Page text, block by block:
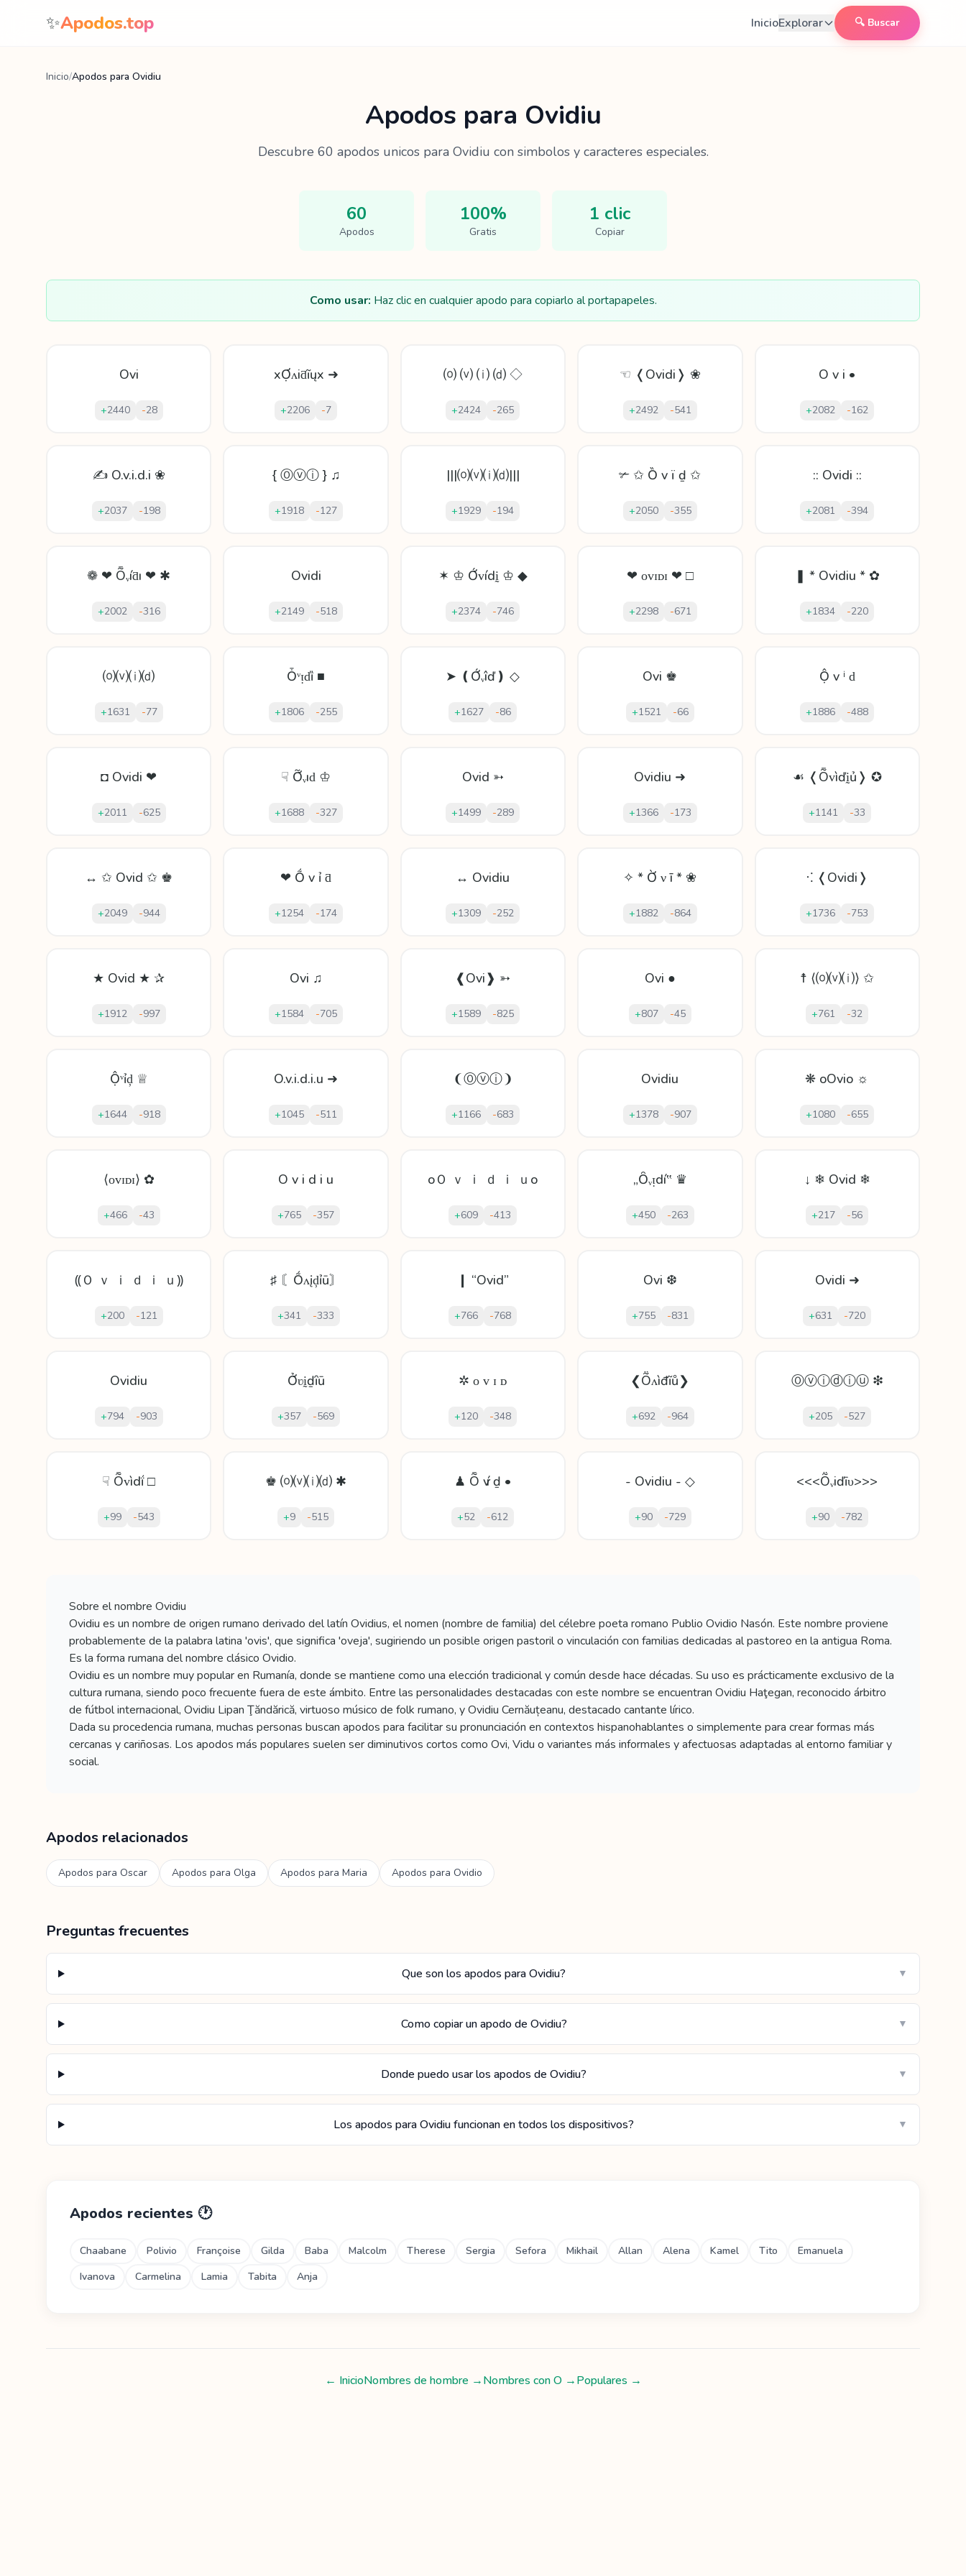
Saltar al contenido
✨Apodos.top InicioExplorar 🔍 Buscar
Inicio/Apodos para Ovidiu
Apodos para Ovidiu
Descubre 60 apodos unicos para Ovidiu con simbolos y caracteres especiales.
60
Apodos
100%
Gratis
1 clic
Copiar
Como usar: Haz clic en cualquier apodo para copiarlo al portapapeles.
Ovi
+2440 -28
xỢʌіƌĩųx ➜
+2206 -7
⒪ ⒱ ⒤ ⒟ ◇
+2424 -265
☜ ❬Ovidi❭ ❀
+2492 -541
O v i •
+2082 -162
✍ O.v.i.d.i ❀
+2037 -198
{ Ⓞⓥⓘ } ♫
+1918 -127
|||⒪⒱⒤⒟|||
+1929 -194
✃ ✩ Ȍ v ï ḏ ✩
+2050 -355
:: Ovidi ::
+2081 -394
❁ ❤ Ȭᵥíƌı ❤ ✱
+2002 -316
Ovidi
+2149 -518
✶ ♔ Ớᴠídḭ ♔ ◆
+2374 -746
❤ ᴏᴠɪᴅɪ ❤ □
+2298 -671
❚ * Ovidiu * ✿
+1834 -220
⒪⒱⒤⒟
+1631 -77
Ȱᵛᴉԁȉ ■
+1806 -255
➤ ❪Ớᵥîď❫ ◇
+1627 -86
Ovi ♚
+1521 -66
Ộ v ⁱ ԁ
+1886 -488
◘ Ovidi ❤
+2011 -625
☟ Ỡᵥıԁ ♔
+1688 -327
Ovid ➳
+1499 -289
Ovidiu ➜
+1366 -173
☙ ❬Ȭᴠìďḭủ❭ ✪
+1141 -33
↔ ✩ Ovid ✩ ♚
+2049 -944
❤ Ṍ v ỉ ƌ
+1254 -174
↔ Ovidiu
+1309 -252
✧ * Ờ ν ī * ❀
+1882 -864
⁖ ❬Ovidi❭
+1736 -753
★ Ovid ★ ✰
+1912 -997
Ovi ♫
+1584 -705
❰Ovi❱ ➳
+1589 -825
Ovi ●
+807 -45
☨ ⟨⒪⒱⒤⟩ ✩
+761 -32
Ộᵛỉḑ ♕
+1644 -918
O.v.i.d.i.u ➜
+1045 -511
❨Ⓞⓥⓘ❩
+1166 -683
Ovidiu
+1378 -907
❋ oOvio ☼
+1080 -655
⟨ᴏᴠɪᴅɪ⟩ ✿
+466 -43
O v i d i u
+765 -357
oＯ ｖ ｉ ｄ ｉ ｕo
+609 -413
„Ȏᵥᴉdí‟ ♛
+450 -263
↓ ❄ Ovid ❄
+217 -56
⸨Ｏ ｖ ｉ ｄ ｉ ｕ⸩
+200 -121
♯ 〘Ṍʌįḑỉū〙
+341 -333
❙ “Ovid”
+766 -768
Ovi ❆
+755 -831
Ovidi ➜
+631 -720
Ovidiu
+794 -903
Ởʋḭḏȋū
+357 -569
✲ ᴏ ᴠ ɪ ᴅ
+120 -348
❮Ṏʌìđĩů❯
+692 -964
Ⓞⓥⓘⓓⓘⓤ ❇
+205 -527
☟ Ȭᴠìdḯ □
+99 -543
♚ ⒪⒱⒤⒟ ✱
+9 -515
♟ Ȭ ѵ í ḏ •
+52 -612
- Ovidiu - ◇
+90 -729
<<<Ṏᵥіďīυ>>>
+90 -782
Sobre el nombre Ovidiu
Ovidiu es un nombre de origen rumano derivado del latín Ovidius, el nomen (nombre de familia) del célebre poeta romano Publio Ovidio Nasón. Este nombre proviene
probablemente de la palabra latina 'ovis', que significa 'oveja', sugiriendo un posible origen pastoril o vinculación con familias dedicadas al pastoreo en la antigua Roma.
Es la forma rumana del nombre clásico Ovidio.
Ovidiu es un nombre muy popular en Rumanía, donde se mantiene como una elección tradicional y común desde hace décadas. Su uso es prácticamente exclusivo de la
cultura rumana, siendo poco frecuente fuera de este ámbito. Entre las personalidades destacadas con este nombre se encuentran Ovidiu Haţegan, reconocido árbitro
de fútbol internacional, Ovidiu Lipan Ţăndărică, virtuoso músico de folk rumano, y Ovidiu Cernăuțeanu, destacado cantante lírico.
Dada su procedencia rumana, muchas personas buscan apodos para facilitar su pronunciación en contextos hispanohablantes o simplemente para crear formas más
cercanas y cariñosas. Los apodos más populares suelen ser diminutivos cortos como Ovi, Vidu o variantes más informales y afectuosas adaptadas al entorno familiar y
social.
Apodos relacionados
Apodos para Oscar Apodos para Olga Apodos para Maria Apodos para Ovidio
Preguntas frecuentes
Que son los apodos para Ovidiu? ▼
Como copiar un apodo de Ovidiu? ▼
Donde puedo usar los apodos de Ovidiu? ▼
Los apodos para Ovidiu funcionan en todos los dispositivos? ▼
Apodos recientes 🕐
Chaabane Polivio Françoise Gilda Baba Malcolm Therese Sergia Sefora Mikhail Allan Alena Kamel Tito
Emanuela
Ivanova
Carmelina Lamia Tabita Anja
← InicioNombres de hombre →Nombres conO→Populares →